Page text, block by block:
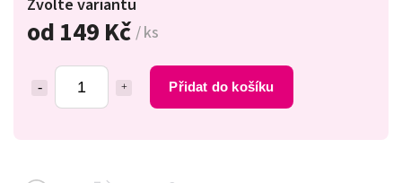
od 149 Kč / ks
Přidat do košíku